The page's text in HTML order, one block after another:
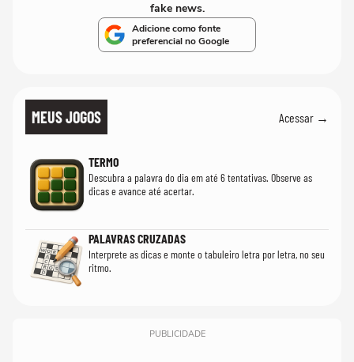
fake news.
Adicione como fonte
preferencial no Google
MEUS JOGOS Acessar →
TERMO
Descubra a palavra do dia em até 6 tentativas. Observe as
dicas e avance até acertar.
PALAVRAS CRUZADAS
Interprete as dicas e monte o tabuleiro letra por letra, no seu
ritmo.
PUBLICIDADE